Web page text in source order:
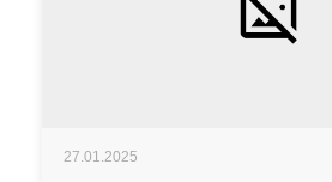
27.01.2025